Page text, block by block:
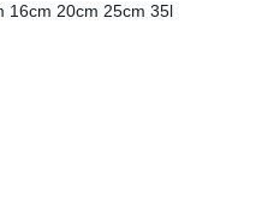
16cm 20cm 25cm 35l